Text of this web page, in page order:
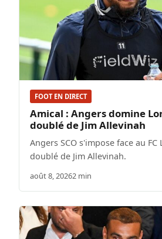
FOOT EN DIRECT
Amical : Angers domine
doublé de Jim Allevinah
Angers SCO s'impose face au
doublé de Jim Allevinah.
août 8, 20262 min